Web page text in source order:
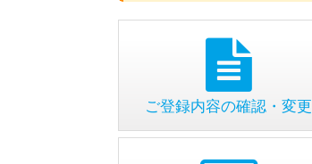
ご登録内容の確認・変更